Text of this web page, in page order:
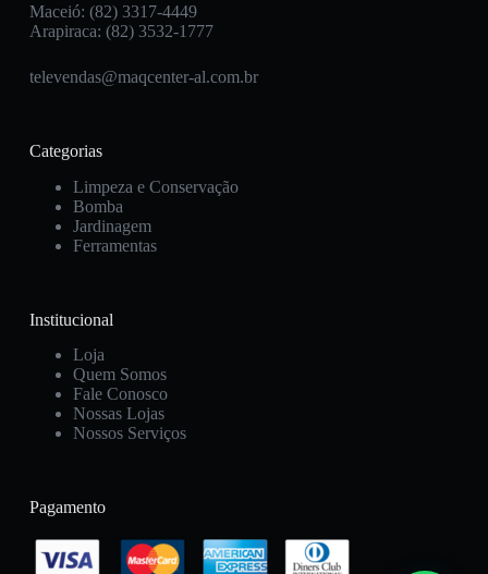
Maceió: (82) 3317-4449
Arapiraca: (82) 3532-1777
televendas@maqcenter-al.com.br
Categorias
Limpeza e Conservação
Bomba
Jardinagem
Ferramentas
Institucional
Loja
Quem Somos
Fale Conosco
Nossas Lojas
Nossos Serviços
Pagamento